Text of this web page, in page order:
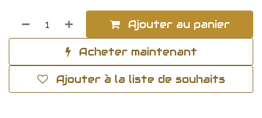
Ajouter au panier
Acheter maintenant
Ajouter à la liste de souhaits